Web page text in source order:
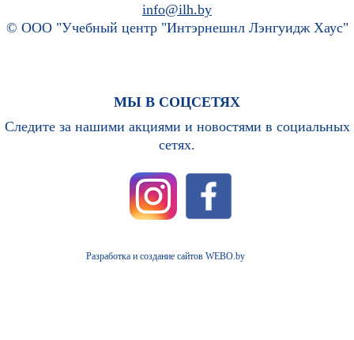
info@ilh.by
© ООО "Учебный центр "Интэрнешнл Лэнгуидж Хаус"
МЫ В СОЦСЕТЯХ
Следите за нашими акциями и новостями в социальных
сетях.
Разработка и создание сайтов WEBO.by